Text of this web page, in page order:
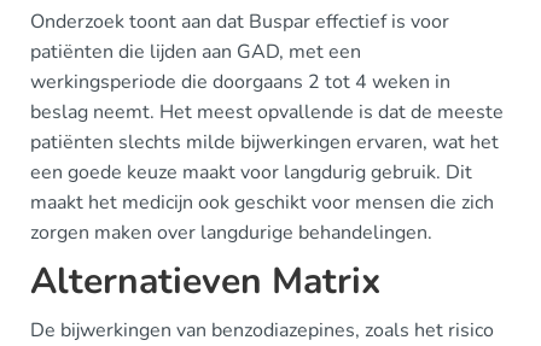
Onderzoek toont aan dat Buspar effectief is voor
patiënten die lijden aan GAD, met een
werkingsperiode die doorgaans 2 tot 4 weken in
beslag neemt. Het meest opvallende is dat de meeste
patiënten slechts milde bijwerkingen ervaren, wat het
een goede keuze maakt voor langdurig gebruik. Dit
maakt het medicijn ook geschikt voor mensen die zich
zorgen maken over langdurige behandelingen.
Alternatieven Matrix
De bijwerkingen van benzodiazepines, zoals het risico